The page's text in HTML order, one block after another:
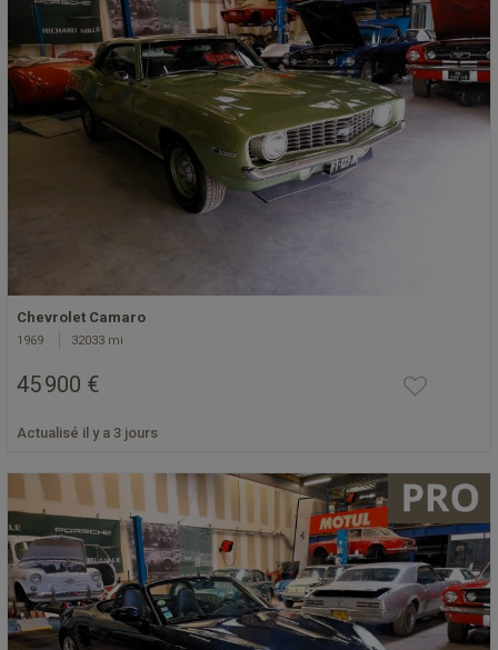
Chevrolet Camaro
1969 32033 mi
45 900 €
Actualisé il y a 3 jours